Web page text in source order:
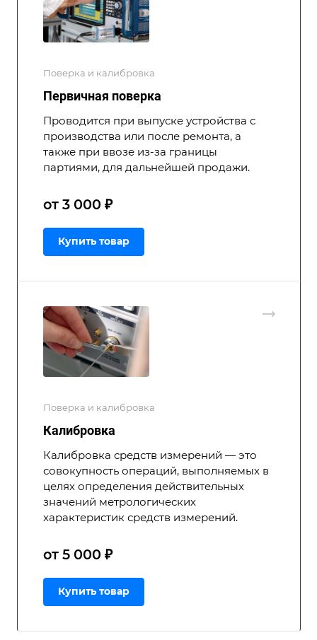
Поверка и калибровка
Первичная поверка
Проводится при выпуске устройства с
производства или после ремонта, а
также при ввозе из-за границы
партиями, для дальнейшей продажи.
от 3 000 ₽
Купить товар
Поверка и калибровка
Калибровка
Калибровка средств измерений — это
совокупность операций, выполняемых в
целях определения действительных
значений метрологических
характеристик средств измерений.
от 5 000 ₽
Купить товар